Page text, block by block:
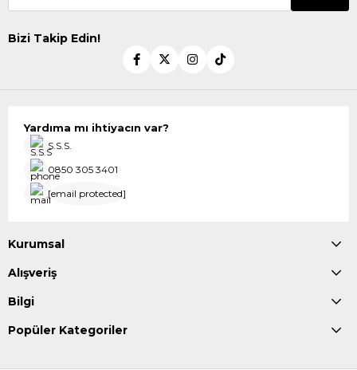
Bizi Takip Edin!
Yardıma mı ihtiyacın var?
S.S.S.
0850 305 3401
[email protected]
Kurumsal
Alışveriş
Bilgi
Popüler Kategoriler